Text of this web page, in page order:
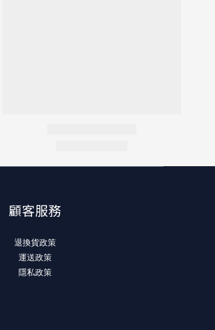
顧客服務
退換貨政策
運送政策
隱私政策